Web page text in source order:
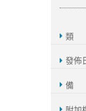
類
發佈
備